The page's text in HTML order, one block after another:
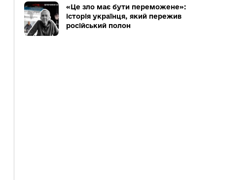
«Це зло має бути переможене»:
історія українця, який пережив
російський полон